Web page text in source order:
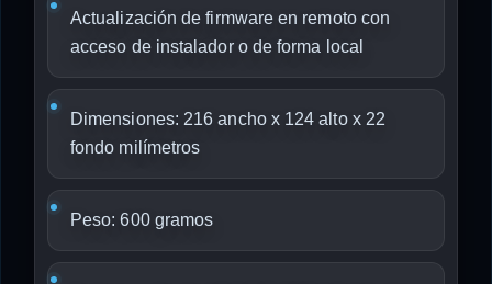
Actualización de firmware en remoto con
acceso de instalador o de forma local
Dimensiones: 216 ancho x 124 alto x 22
fondo milímetros
Peso: 600 gramos